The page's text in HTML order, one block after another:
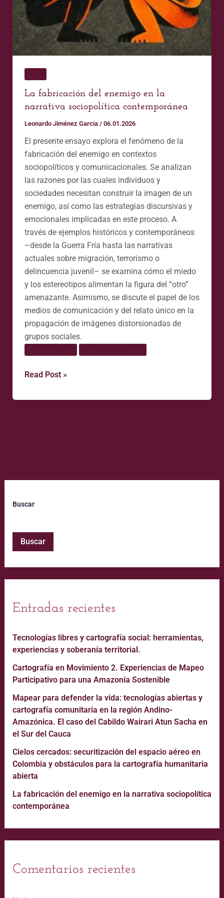
La fabricación del enemigo en la
narrativa sociopolítica contemporánea
Leonardo Jiménez Garcia / 06.01.2026
El presente ensayo explora el fenómeno de la
fabricación del enemigo en contextos
sociopolíticos y comunicacionales. Se analizan
las razones por las cuales individuos y
sociedades necesitan construir la imagen de un
enemigo, así como las estrategias discursivas y
emocionales implicadas en este proceso. A
través de ejemplos históricos y contemporáneos
–desde la Guerra Fría hasta las narrativas
actuales sobre migración, terrorismo o
delincuencia juvenil– se examina cómo el miedo
y los estereotipos alimentan la figura del “otro”
amenazante. Asimismo, se discute el papel de los
medios de comunicación y del relato único en la
propagación de imágenes distorsionadas de
grupos sociales.
narrativa
sociopolítica
contemporánea
Read Post »
Buscar
Buscar
Entradas recientes
Tecnologías libres y cartografía social: herramientas,
experiencias y soberanía territorial.
Cartografía en Movimiento 2. Experiencias de Mapeo
Participativo para una Amazonía Sostenible
Mapear para defender la vida: tecnologías abiertas y
cartografía comunitaria en la región Andino-
Amazónica. El caso del Cabildo Wairari Atun Sacha en
el Sur del Cauca
Cielos cercados: securitización del espacio aéreo en
Colombia y obstáculos para la cartografía humanitaria
abierta
La fabricación del enemigo en la narrativa sociopolítica
contemporánea
Comentarios recientes